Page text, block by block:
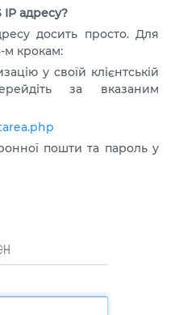
IP адресу?
досить просто. Для
м крокам:
у своїй клієнтській
за вказаним
пошти та пароль у